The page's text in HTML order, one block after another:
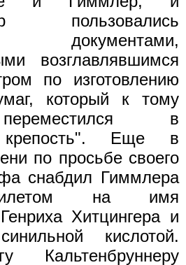
пользовались
документами,
возглавлявшимся
по изготовлению
который к тому
в
крепость". Еще в
по просьбе своего
снабдил Гиммлера
на имя
Хитцингера и
кислотой.
Кальтенбруннеру